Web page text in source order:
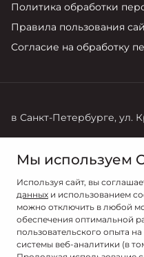
Политика обработки
Правила пользования
Согласие на обработку
в Санкт-Петербурге, ул.
+7 (812) 600 70 00
Мы используем
Используя сайт, вы
данных и использованием
можно отключить в любой
обеспечения оптимальной
пользовательского опыта
системы веб-аналитики (в